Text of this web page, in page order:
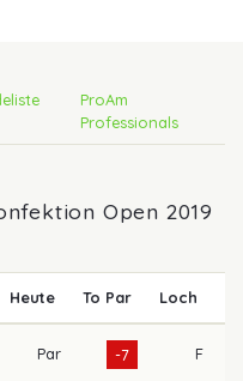
ProAm
Professionals
Open 2019
Heute To Par Loch
Par -7 F